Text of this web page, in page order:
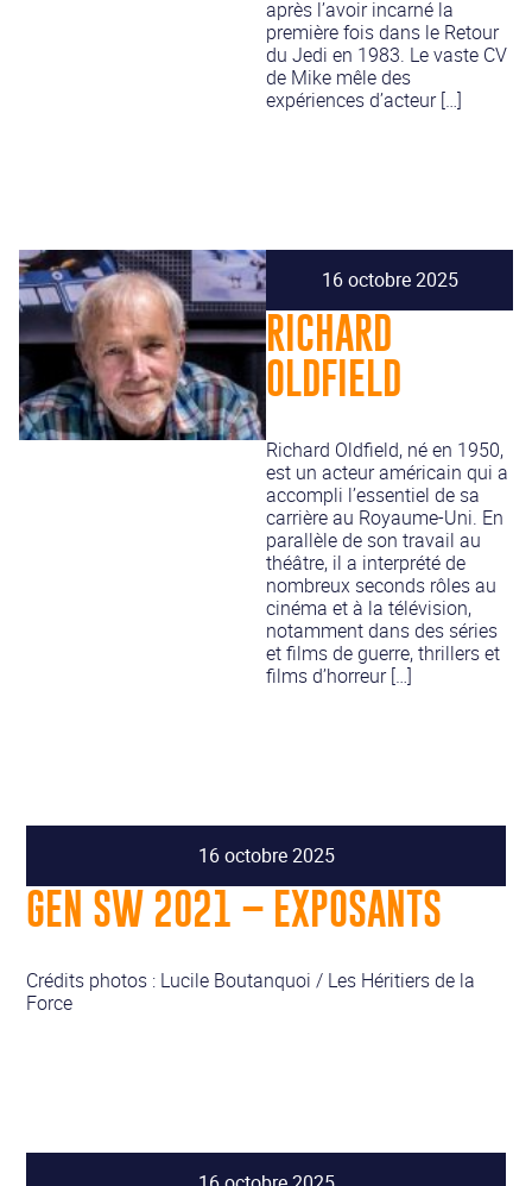
après l’avoir incarné la
première fois dans le Retour
du Jedi en 1983. Le vaste CV
de Mike mêle des
expériences d’acteur […]
16 octobre 2025
RICHARD
OLDFIELD
Richard Oldfield, né en 1950,
est un acteur américain qui a
accompli l’essentiel de sa
carrière au Royaume-Uni. En
parallèle de son travail au
théâtre, il a interprété de
nombreux seconds rôles au
cinéma et à la télévision,
notamment dans des séries
et films de guerre, thrillers et
films d’horreur […]
16 octobre 2025
GEN SW 2021 – EXPOSANTS
Crédits photos : Lucile Boutanquoi / Les Héritiers de la
Force